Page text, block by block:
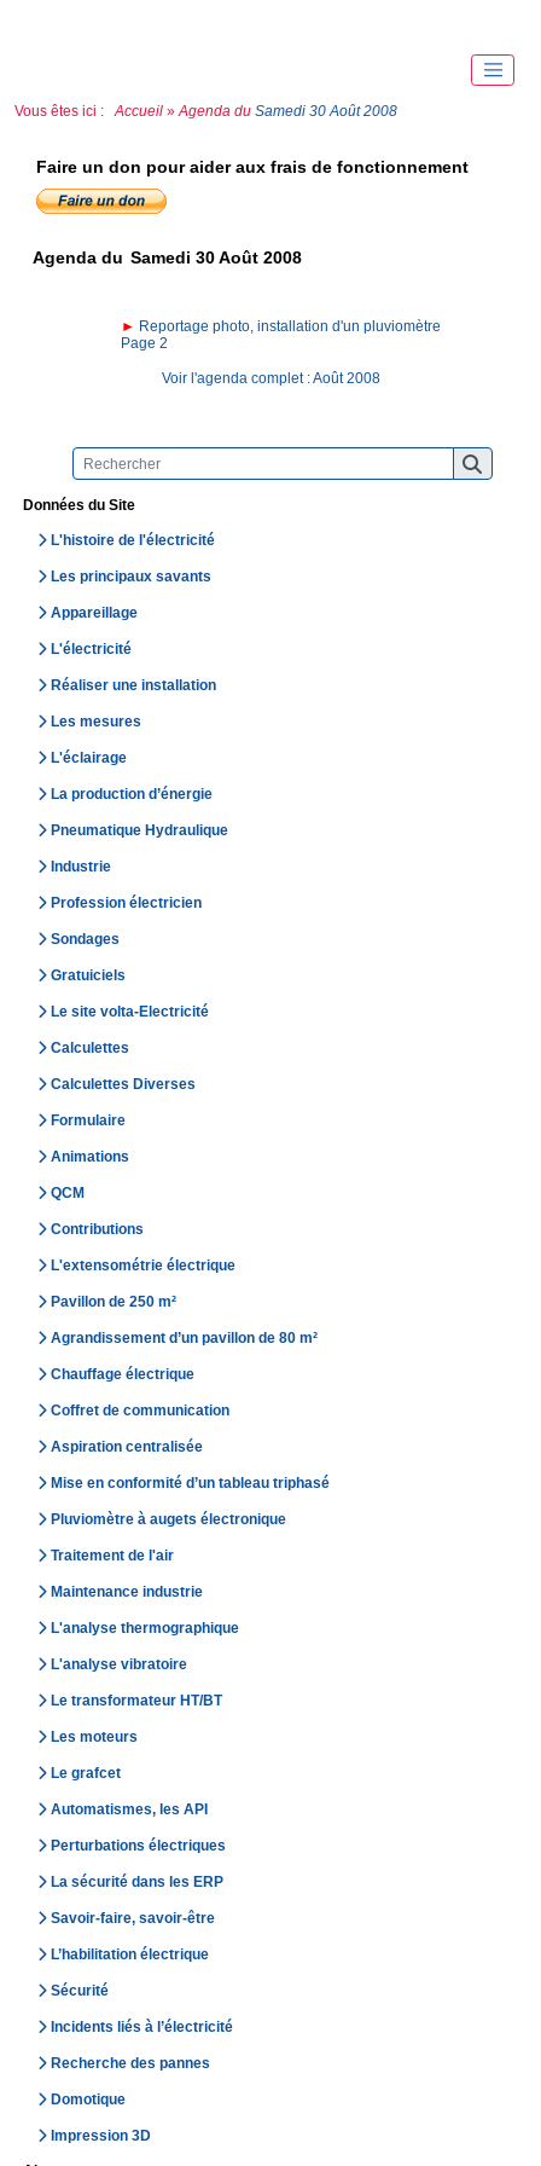
Vous êtes ici : Accueil » Agenda du Samedi 30 Août 2008
Données du Site
L'histoire de l'électricité
Les principaux savants
Appareillage
L'électricité
Réaliser une installation
Les mesures
L'éclairage
La production d’énergie
Pneumatique Hydraulique
Industrie
Profession électricien
Sondages
Gratuiciels
Le site volta-Electricité
Calculettes
Calculettes Diverses
Formulaire
Animations
QCM
Contributions
L'extensométrie électrique
Pavillon de 250 m²
Agrandissement d’un pavillon de 80 m²
Chauffage électrique
Coffret de communication
Aspiration centralisée
Mise en conformité d’un tableau triphasé
Pluviomètre à augets électronique
Traitement de l'air
Maintenance industrie
L'analyse thermographique
L'analyse vibratoire
Le transformateur HT/BT
Les moteurs
Le grafcet
Automatismes, les API
Perturbations électriques
La sécurité dans les ERP
Savoir-faire, savoir-être
L’habilitation électrique
Sécurité
Incidents liés à l’électricité
Recherche des pannes
Domotique
Impression 3D
Faire un don pour aider aux frais de fonctionnement
Agenda du Samedi 30 Août 2008
► Reportage photo, installation d'un pluviomètre
Page 2
Voir l'agenda complet : Août 2008